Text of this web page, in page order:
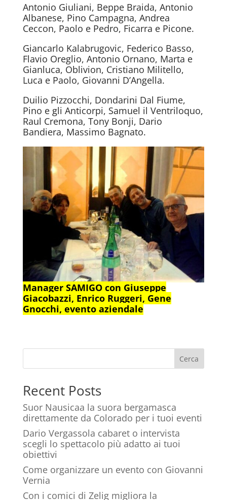
Antonio Giuliani, Beppe Braida, Antonio
Albanese, Pino Campagna, Andrea
Ceccon, Paolo e Pedro, Ficarra e Picone.
Giancarlo Kalabrugovic, Federico Basso,
Flavio Oreglio, Antonio Ornano, Marta e
Gianluca, Oblivion, Cristiano Militello,
Luca e Paolo, Giovanni D’Angella.
Duilio Pizzocchi, Dondarini Dal Fiume,
Pino e gli Anticorpi, Samuel il Ventriloquo,
Raul Cremona, Tony Bonji, Dario
Bandiera, Massimo Bagnato.
Manager SAMIGO con Giuseppe
Giacobazzi, Enrico Ruggeri, Gene
Gnocchi, evento aziendale
Cerca
Recent Posts
Suor Nausicaa la suora bergamasca
direttamente da Colorado per i tuoi eventi
Dario Vergassola cabaret o intervista
scegli lo spettacolo più adatto ai tuoi
obiettivi
Come organizzare un evento con Giovanni
Vernia
Con i comici di Zelig migliora la